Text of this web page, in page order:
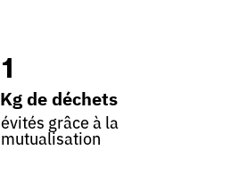
1
Kg de déchets
évités grâce à la
mutualisation